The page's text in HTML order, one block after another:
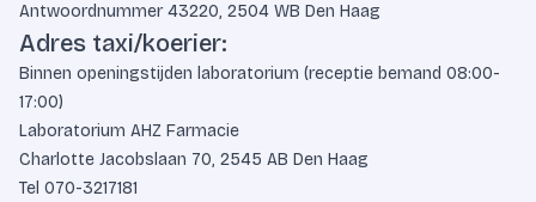
Antwoordnummer 43220, 2504 WB Den Haag
Adres taxi/koerier:
Binnen openingstijden laboratorium (receptie bemand 08:00-
17:00)
Laboratorium AHZ Farmacie
Charlotte Jacobslaan 70, 2545 AB Den Haag
Tel 070-3217181